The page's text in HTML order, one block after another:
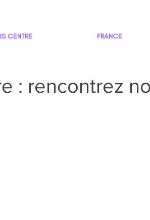
CENTRE FRANCE
: rencontrez